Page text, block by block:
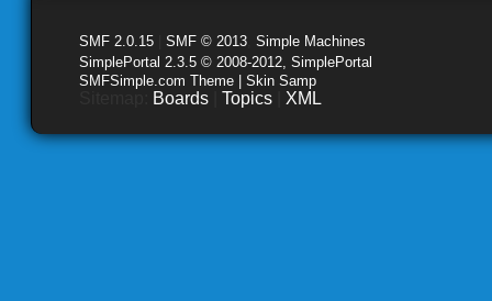
SMF 2.0.15 SMF © 2013 Simple Machines
SimplePortal 2.3.5 © 2008-2012, SimplePortal
SMFSimple.com Theme | Skin Samp
Boards Topics XML